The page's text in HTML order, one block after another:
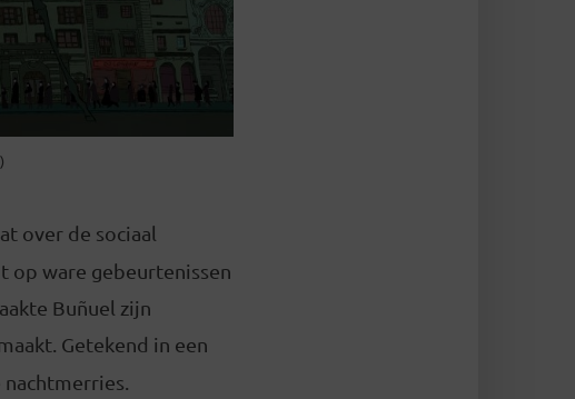
over de sociaal
op ware gebeurtenissen
Buñuel zijn
Getekend in een